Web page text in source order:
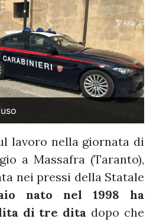
lavoro nella giornata di
a Massafra (Taranto),
nei pressi della Statale
nato nel 1998 ha
di tre dita dopo che